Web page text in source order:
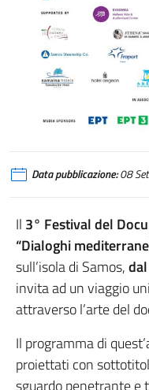
Data pubblicazione:08
Il 3° Festival del
“Dialoghi
sull’isola di Samos,
invita ad un viaggio
attraverso l’arte del
Il programma di
proiettati con